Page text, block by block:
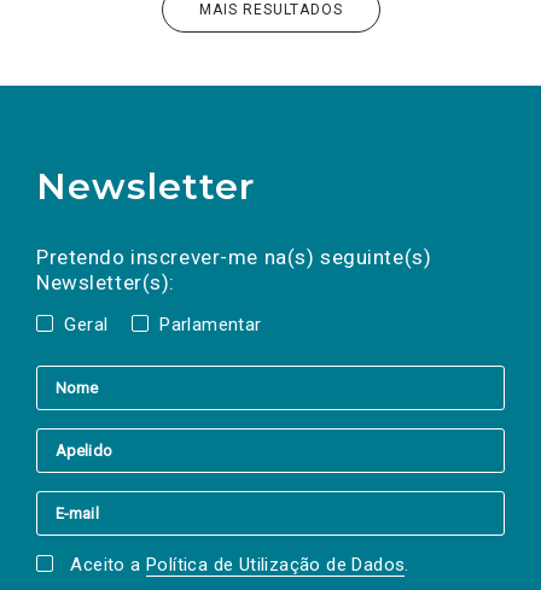
MAIS RESULTADOS
Newsletter
Pretendo inscrever-me na(s) seguinte(s)
Newsletter(s):
Geral Parlamentar
a(s) newsletter(s).
mail
Aceito a Política de Utilização de Dados.